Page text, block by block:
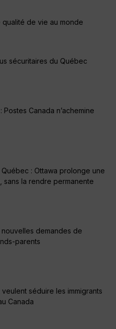
qualité de vie au monde
sécuritaires du Québec
Canada n’achemine
: Ottawa prolonge une
la rendre permanente
demandes de
parents
séduire les immigrants
Canada